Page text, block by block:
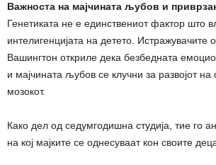
Важноста на мајчината љубов и
Генетиката не е единствениот фактор што
интелигенцијата на детето. Истражувачите
Вашингтон откриле дека безбедната
и мајчината љубов се клучни за развојот
мозокот.
Како дел од седумгодишна студија, тие го
на кој мајките се однесуваат кон своите